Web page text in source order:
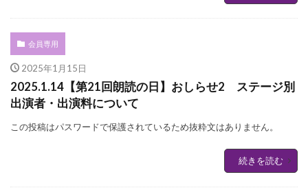
会員専用
2025年1月15日
2025.1.14【第21回朗読の日】おしらせ2 ステージ別
出演者・出演料について
この投稿はパスワードで保護されているため抜粋文はありません。
続きを読む